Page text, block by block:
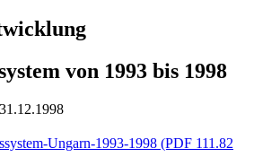
von 1993 bis 1998
Ungarn-1993-1998 (PDF 111.82